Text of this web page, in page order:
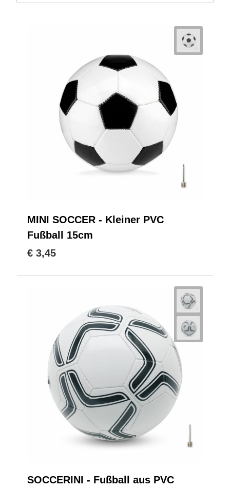
MINI SOCCER - Kleiner PVC
Fußball 15cm
€ 3,45
SOCCERINI - Fußball aus PVC